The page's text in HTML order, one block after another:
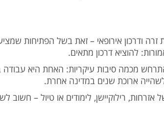
זרה ודרכון אירופאי – זאת בשל הפתיחות
להוציא דרכון מתאים.
מכמה סיבות עיקריות: האחת היא
ארוכת שנים במדינה אחרת.
רילוקיישן, לימודים או טיול –